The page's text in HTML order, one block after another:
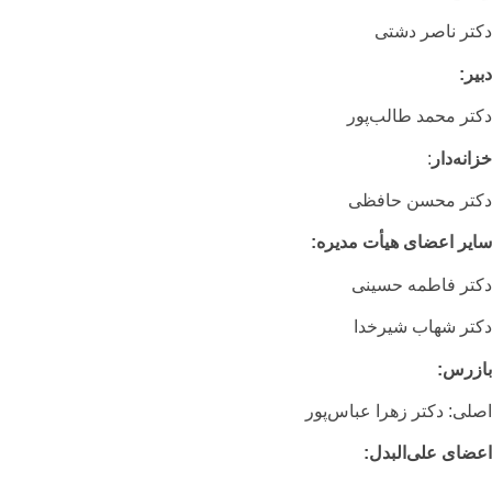
دکتر ناصر دشتی
دبیر:
دکتر محمد طالب‌پور
خزانه‌دار :
دکتر محسن حافظی
سایر اعضای هیأت مدیره:
دکتر فاطمه حسینی
دکتر شهاب شیرخدا
بازرس:
اصلی: دکتر زهرا عباس‌پور
اعضای علی‌البدل: